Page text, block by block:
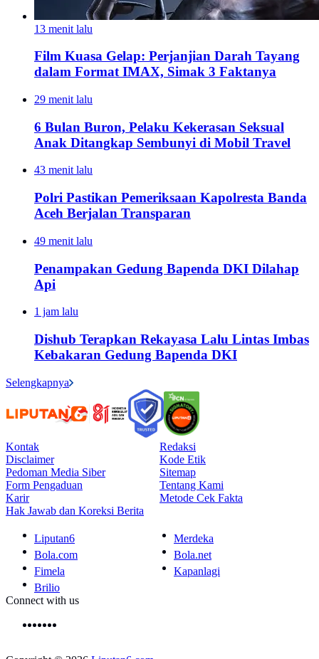
13 menit lalu
Film Kuasa Gelap: Perjanjian Darah Tayang
dalam Format IMAX, Simak 3 Faktanya
29 menit lalu
6 Bulan Buron, Pelaku Kekerasan Seksual
Anak Ditangkap Sembunyi di Mobil Travel
43 menit lalu
Polri Pastikan Pemeriksaan Kapolresta Banda
Aceh Berjalan Transparan
49 menit lalu
Penampakan Gedung Bapenda DKI Dilahap
Api
1 jam lalu
Dishub Terapkan Rekayasa Lalu Lintas Imbas
Kebakaran Gedung Bapenda DKI
Selengkapnya
Kontak
Redaksi
Disclaimer
Kode Etik
Pedoman Media Siber
Sitemap
Form Pengaduan
Tentang Kami
Karir
Metode Cek Fakta
Hak Jawab dan Koreksi Berita
Liputan6
Merdeka
Bola.com
Bola.net
Fimela
Kapanlagi
Brilio
Connect with us